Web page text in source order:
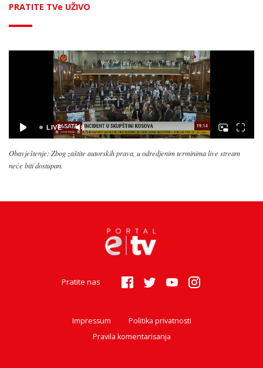
PRATITE TVe UŽIVO
Obavještenje: Zbog zaštite autorskih prava, u odredjenim terminima live stream
neće biti dostupan.
Pratite nas
Impressum
Politika privatnosti
Pravila komentarisanja